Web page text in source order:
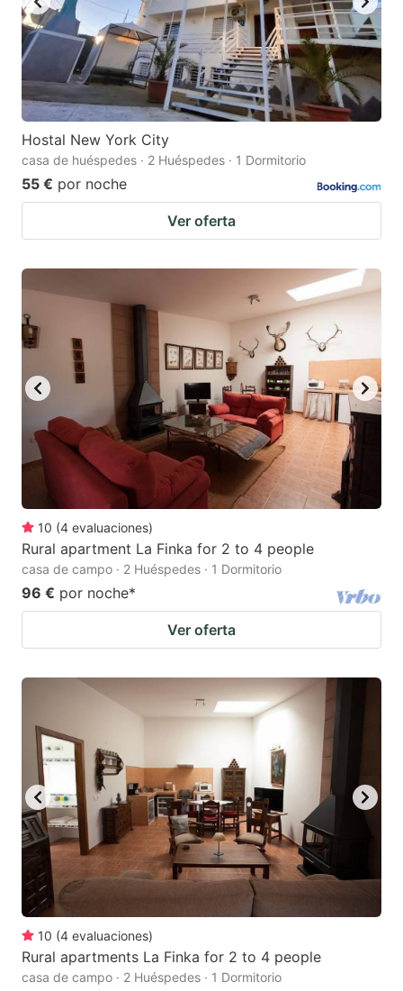
Hostal New York City
casa de huéspedes · 2 Huéspedes · 1 Dormitorio
55 € por noche
Ver oferta
10 (4 evaluaciones)
Rural apartment La Finka for 2 to 4 people
casa de campo · 2 Huéspedes · 1 Dormitorio
96 € por noche*
Ver oferta
10 (4 evaluaciones)
Rural apartments La Finka for 2 to 4 people
casa de campo · 2 Huéspedes · 1 Dormitorio